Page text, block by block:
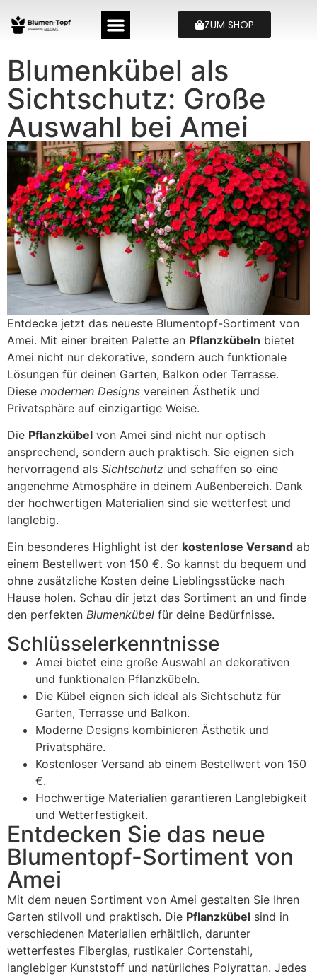
ZUM SHOP
Blumenkübel als
Sichtschutz: Große
Auswahl bei Amei
Entdecke jetzt das neueste Blumentopf-Sortiment von
Amei. Mit einer breiten Palette an Pflanzkübeln bietet
Amei nicht nur dekorative, sondern auch funktionale
Lösungen für deinen Garten, Balkon oder Terrasse.
Diese modernen Designs vereinen Ästhetik und
Privatsphäre auf einzigartige Weise.
Die Pflanzkübel von Amei sind nicht nur optisch
ansprechend, sondern auch praktisch. Sie eignen sich
hervorragend als Sichtschutz und schaffen so eine
angenehme Atmosphäre in deinem Außenbereich. Dank
der hochwertigen Materialien sind sie wetterfest und
langlebig.
Ein besonderes Highlight ist der kostenlose Versand ab
einem Bestellwert von 150 €. So kannst du bequem und
ohne zusätzliche Kosten deine Lieblingsstücke nach
Hause holen. Schau dir jetzt das Sortiment an und finde
den perfekten Blumenkübel für deine Bedürfnisse.
Schlüsselerkenntnisse
Amei bietet eine große Auswahl an dekorativen
und funktionalen Pflanzkübeln.
Die Kübel eignen sich ideal als Sichtschutz für
Garten, Terrasse und Balkon.
Moderne Designs kombinieren Ästhetik und
Privatsphäre.
Kostenloser Versand ab einem Bestellwert von 150
€.
Hochwertige Materialien garantieren Langlebigkeit
und Wetterfestigkeit.
Entdecken Sie das neue
Blumentopf-Sortiment von
Amei
Mit dem neuen Sortiment von Amei gestalten Sie Ihren
Garten stilvoll und praktisch. Die Pflanzkübel sind in
verschiedenen Materialien erhältlich, darunter
wetterfestes Fiberglas, rustikaler Cortenstahl,
langlebiger Kunststoff und natürliches Polyrattan. Jedes